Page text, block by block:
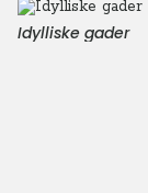
Idylliske gader